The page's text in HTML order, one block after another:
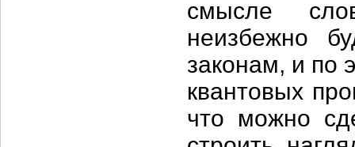
смысле
неизбежно
законам, и по
квантовых
что можно